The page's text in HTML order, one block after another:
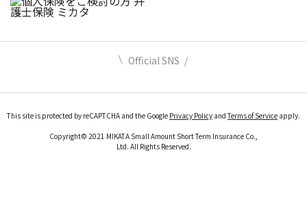
Official SNS
This site is protected by reCAPTCHA and the Google Privacy Policy andTerms of Service apply.
Copyright© 2021 MIKATA Small Amount Short Term Insurance Co.,
Ltd. All Rights Reserved.